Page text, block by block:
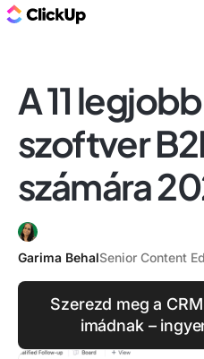
A 11
szoftver
számára
Garima BehalSenior Content
Szerezd meg a
imádnak –